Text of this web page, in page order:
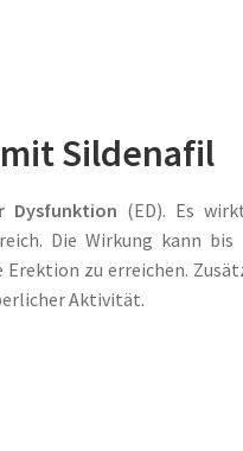
Sildenafil
Dysfunktion (ED). Es
Die Wirkung kann bis
zu erreichen.
Aktivität.